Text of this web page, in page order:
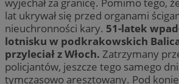
lat ukrywał się przed organami
nieuchronności kary. 51-latek
lotnisku w podkrakowskich
przyleciał z Włoch. Zatrzymany
policjantów, jeszcze tego samego
tymczasowo aresztowany. Pod